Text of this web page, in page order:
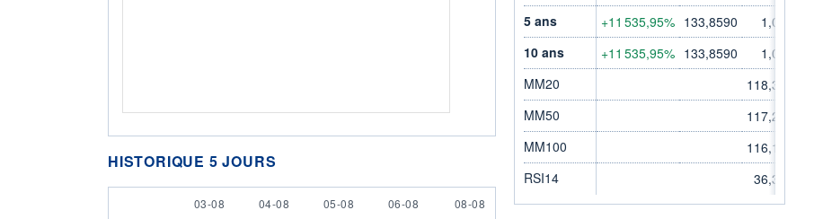
HISTORIQUE 5 JOURS
3 AUGUST
03-08 4 AUGUST
04-08 5 AUGUST
05-08 6 AUGUST
06-08 8 AUGUST
08-08
5 ans
+11 535,95% 133,8590
1,0000
10 ans
+11 535,95% 133,8590
1,0000
MM20
118,3645
MM50
117,2420
MM100
116,1323
RSI14
36,3400